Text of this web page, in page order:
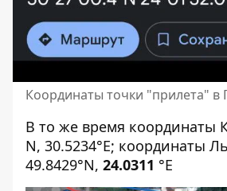
Координаты точки "прилета" в
В то же время координаты
N, 30.5234°E; координаты
49.8429°N, 24.0311 °E